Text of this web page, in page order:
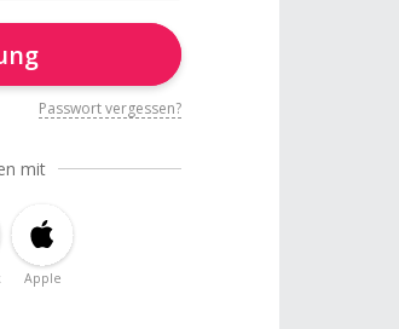
Passwort vergessen?
mit
Apple